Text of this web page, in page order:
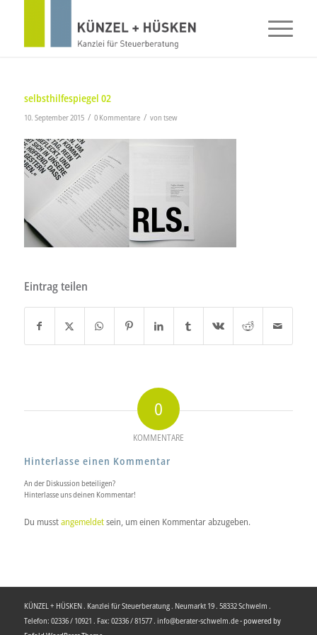
selbsthilfespiegel 02
10. September 2015 / 0 Kommentare / von tsew
Eintrag teilen
0
KOMMENTARE
Hinterlasse einen Kommentar
An der Diskussion beteiligen?
Hinterlasse uns deinen Kommentar!
Du musstangemeldetsein, um einen Kommentar abzugeben.
KÜNZEL + HÜSKEN . Kanzlei für Steuerberatung . Neumarkt 19 . 58332 Schwelm .
Telefon: 02336 / 10921 . Fax: 02336 / 81577 . info@berater-schwelm.de -powered by